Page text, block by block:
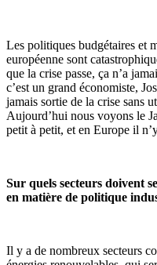
Les politiques budgétaires et
européenne sont
que la crise passe, ça n’a
c’est un grand économiste,
jamais sortie de la crise sans
Aujourd’hui nous voyons le
petit à petit, et en Europe il
Sur quels secteurs doivent
en matière de politique
Il y a de nombreux secteurs